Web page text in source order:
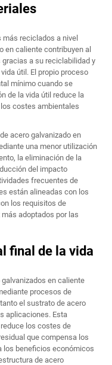
reciclados a nivel
en caliente contribuyen al
a su reciclabilidad y
útil. El propio proceso
mínimo cuando se
de la vida útil reduce la
costes ambientales
acero galvanizado en
una menor utilización
la eliminación de la
del impacto
frecuentes de
están alineadas con los
los requisitos de
adoptados por las
final de la vida
en caliente
procesos de
el sustrato de acero
aplicaciones. Esta
los costes de
que compensa los
los beneficios económicos
de acero